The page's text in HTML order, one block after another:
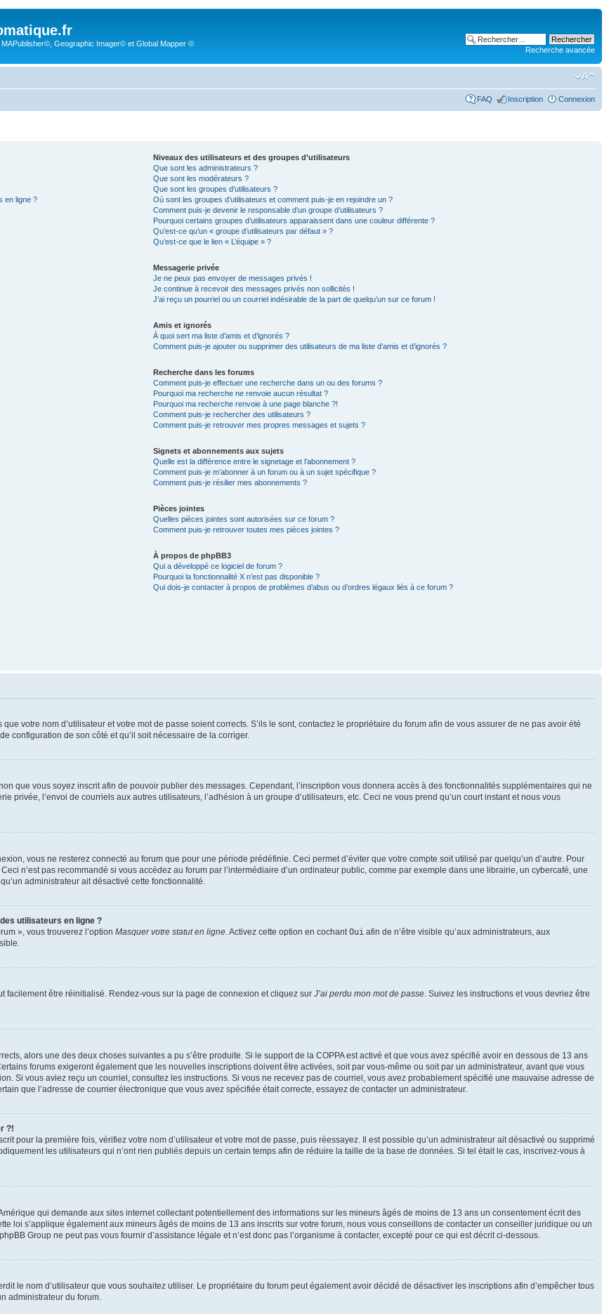
Geographic Imager© et Global Mapper ©
Recherche avancée
FAQ Inscription Connexion
en ligne ?
Niveaux des utilisateurs et des groupes d’utilisateurs
Que sont les administrateurs ?
Que sont les modérateurs ?
Que sont les groupes d’utilisateurs ?
Où sont les groupes d’utilisateurs et comment puis-je en rejoindre un ?
Comment puis-je devenir le responsable d’un groupe d’utilisateurs ?
Pourquoi certains groupes d’utilisateurs apparaissent dans une couleur différente ?
Qu’est-ce qu’un « groupe d’utilisateurs par défaut » ?
Qu’est-ce que le lien « L’équipe » ?
Messagerie privée
Je ne peux pas envoyer de messages privés !
Je continue à recevoir des messages privés non sollicités !
J’ai reçu un pourriel ou un courriel indésirable de la part de quelqu’un sur ce forum !
Amis et ignorés
À quoi sert ma liste d’amis et d’ignorés ?
Comment puis-je ajouter ou supprimer des utilisateurs de ma liste d’amis et d’ignorés ?
Recherche dans les forums
Comment puis-je effectuer une recherche dans un ou des forums ?
Pourquoi ma recherche ne renvoie aucun résultat ?
Pourquoi ma recherche renvoie à une page blanche ?!
Comment puis-je rechercher des utilisateurs ?
Comment puis-je retrouver mes propres messages et sujets ?
Signets et abonnements aux sujets
Quelle est la différence entre le signetage et l’abonnement ?
Comment puis-je m’abonner à un forum ou à un sujet spécifique ?
Comment puis-je résilier mes abonnements ?
Pièces jointes
Quelles pièces jointes sont autorisées sur ce forum ?
Comment puis-je retrouver toutes mes pièces jointes ?
À propos de phpBB3
Qui a développé ce logiciel de forum ?
Pourquoi la fonctionnalité X n’est pas disponible ?
Qui dois-je contacter à propos de problèmes d’abus ou d’ordres légaux liés à ce forum ?
votre nom d’utilisateur et votre mot de passe soient corrects. S’ils le sont, contactez le propriétaire du forum afin de vous assurer de ne pas avoir été
configuration de son côté et qu’il soit nécessaire de la corriger.
que vous soyez inscrit afin de pouvoir publier des messages. Cependant, l’inscription vous donnera accès à des fonctionnalités supplémentaires qui ne
privée, l’envoi de courriels aux autres utilisateurs, l’adhésion à un groupe d’utilisateurs, etc. Ceci ne vous prend qu’un court instant et nous vous
vous ne resterez connecté au forum que pour une période prédéfinie. Ceci permet d’éviter que votre compte soit utilisé par quelqu’un d’autre. Pour
n’est pas recommandé si vous accédez au forum par l’intermédiaire d’un ordinateur public, comme par exemple dans une librairie, un cybercafé, une
administrateur ait désactivé cette fonctionnalité.
utilisateurs en ligne ?
», vous trouverez l’option Masquer votre statut en ligne . Activez cette option en cochant Oui afin de n’être visible qu’aux administrateurs, aux
être réinitialisé. Rendez-vous sur la page de connexion et cliquez sur J’ai perdu mon mot de passe . Suivez les instructions et vous devriez être
alors une des deux choses suivantes a pu s’être produite. Si le support de la COPPA est activé et que vous avez spécifié avoir en dessous de 13 ans
forums exigeront également que les nouvelles inscriptions doivent être activées, soit par vous-même ou soit par un administrateur, avant que vous
Si vous aviez reçu un courriel, consultez les instructions. Si vous ne recevez pas de courriel, vous avez probablement spécifié une mauvaise adresse de
que l’adresse de courrier électronique que vous avez spécifiée était correcte, essayez de contacter un administrateur.
?!
pour la première fois, vérifiez votre nom d’utilisateur et votre mot de passe, puis réessayez. Il est possible qu’un administrateur ait désactivé ou supprimé
les utilisateurs qui n’ont rien publiés depuis un certain temps afin de réduire la taille de la base de données. Si tel était le cas, inscrivez-vous à
qui demande aux sites internet collectant potentiellement des informations sur les mineurs âgés de moins de 13 ans un consentement écrit des
loi s’applique également aux mineurs âgés de moins de 13 ans inscrits sur votre forum, nous vous conseillons de contacter un conseiller juridique ou un
Group ne peut pas vous fournir d’assistance légale et n’est donc pas l’organisme à contacter, excepté pour ce qui est décrit ci-dessous.
le nom d’utilisateur que vous souhaitez utiliser. Le propriétaire du forum peut également avoir décidé de désactiver les inscriptions afin d’empêcher tous
administrateur du forum.